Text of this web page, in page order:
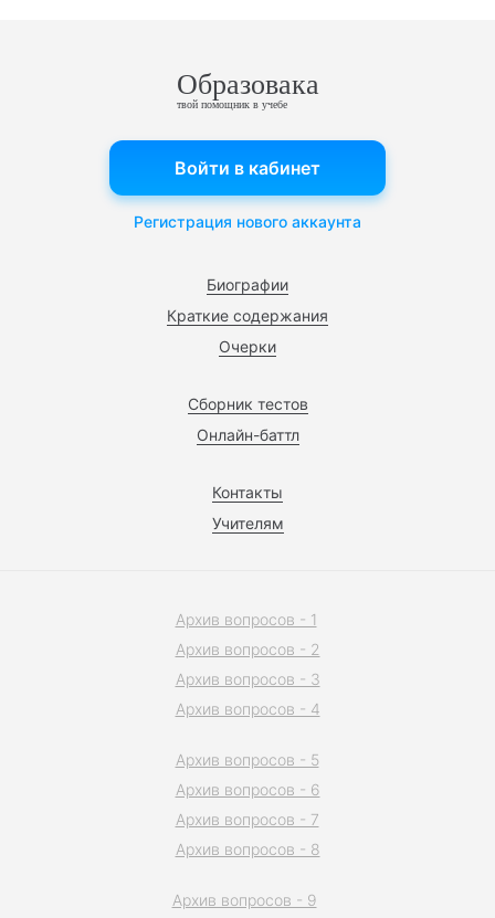
Образовака
твой помощник в учебе
Биографии
Краткие содержания
Очерки
Сборник тестов
Онлайн-баттл
Контакты
Учителям
Войти в кабинет
Регистрация нового аккаунта
Архив вопросов - 1
Архив вопросов - 2
Архив вопросов - 3
Архив вопросов - 4
Архив вопросов - 5
Архив вопросов - 6
Архив вопросов - 7
Архив вопросов - 8
Архив вопросов - 9